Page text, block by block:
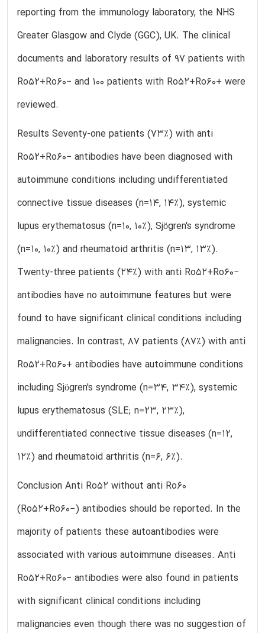
reporting from the immunology laboratory, the NHS
Greater Glasgow and Clyde (GGC), UK. The clinical
documents and laboratory results of 97 patients with
Ro52+Ro60− and 100 patients with Ro52+Ro60+ were
reviewed.
Results Seventy-one patients (73%) with anti
Ro52+Ro60− antibodies have been diagnosed with
autoimmune conditions including undifferentiated
connective tissue diseases (n=14, 14%), systemic
lupus erythematosus (n=10, 10%), Sjögren's syndrome
(n=10, 10%) and rheumatoid arthritis (n=13, 13%).
Twenty-three patients (24%) with anti Ro52+Ro60−
antibodies have no autoimmune features but were
found to have significant clinical conditions including
malignancies. In contrast, 87 patients (87%) with anti
Ro52+Ro60+ antibodies have autoimmune conditions
including Sjögren's syndrome (n=34, 34%), systemic
lupus erythematosus (SLE; n=23, 23%),
undifferentiated connective tissue diseases (n=12,
12%) and rheumatoid arthritis (n=6, 6%).
Conclusion Anti Ro52 without anti Ro60
(Ro52+Ro60−) antibodies should be reported. In the
majority of patients these autoantibodies were
associated with various autoimmune diseases. Anti
Ro52+Ro60− antibodies were also found in patients
with significant clinical conditions including
malignancies even though there was no suggestion of